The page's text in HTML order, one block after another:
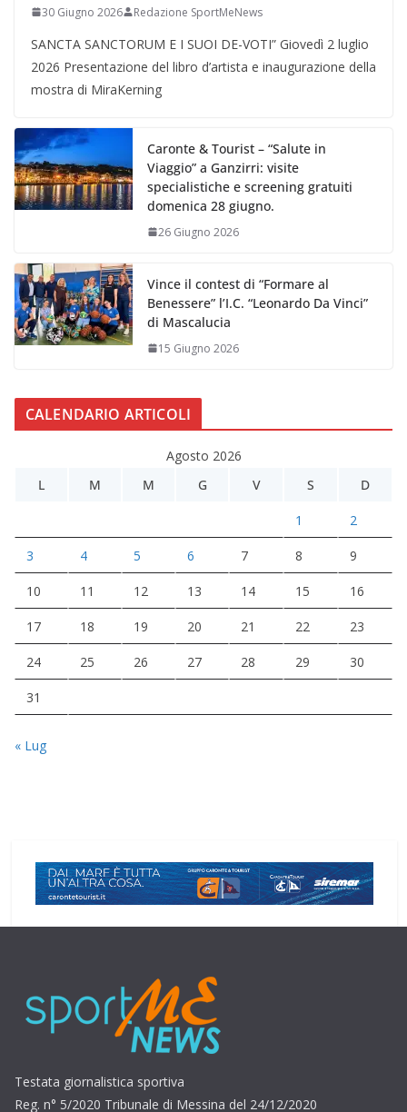
30 Giugno 2026 Redazione SportMeNews
SANCTA SANCTORUM E I SUOI DE-VOTI” Giovedì 2 luglio
2026 Presentazione del libro d’artista e inaugurazione della
mostra di MiraKerning
Caronte & Tourist – “Salute in
Viaggio” a Ganzirri: visite
specialistiche e screening gratuiti
domenica 28 giugno.
26 Giugno 2026
Vince il contest di “Formare al
Benessere” l’I.C. “Leonardo Da Vinci”
di Mascalucia
15 Giugno 2026
CALENDARIO ARTICOLI
Agosto 2026
L
M M G V S D
1 2
3 4 5 6 7 8 9
10 11 12 13 14 15 16
17 18 19 20 21 22 23
24 25 26 27 28 29 30
31
« Lug
Testata giornalistica sportiva
Reg. n° 5/2020 Tribunale di Messina del 24/12/2020